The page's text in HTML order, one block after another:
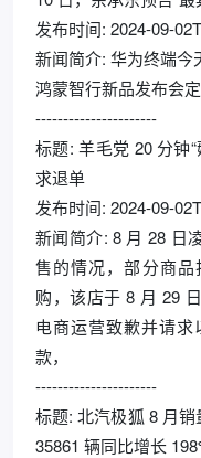
发布时间: 2024-09-
新闻简介: 华为终端今
鸿蒙智行新品发布会定
----------------------
标题: 羊毛党 20 分钟
求退单
发布时间: 2024-09-
新闻简介: 8 月 28 日
售的情况，部分商
购，该店于 8 月 29
电商运营致歉并请
款，
----------------------
标题: 北汽极狐 8 月
35861 辆同比增长